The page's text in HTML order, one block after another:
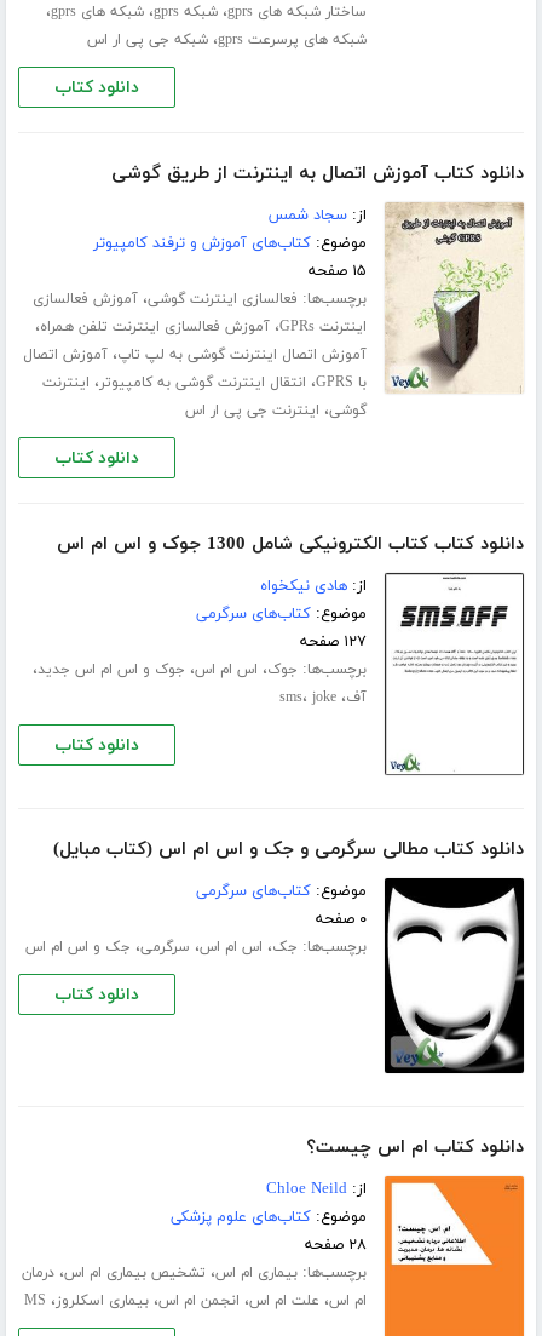
ساختار شبکه های gprs ،شبکه gprs ،شبکه های gprs ،
شبکه های پرسرعت gprs ،شبکه جی پی ار اس
دانلود کتاب
دانلود کتاب آموزش اتصال به اینترنت از طریق گوشی
از:سجاد شمس
موضوع:کتاب‌های آموزش و ترفند کامپیوتر
۱۵ صفحه
برچسب‌ها: فعالسازی اینترنت گوشی،آموزش فعالسازی
اینترنت GPRs
،آموزش فعالسازی اینترنت تلفن همراه،
آموزش اتصال اینترنت گوشی به لپ تاپ،آموزش اتصال
با GPRS
، انتقال اینترنت گوشی به کامپیوتر، اینترنت
گوشی، اینترنت جی پی ار اس
دانلود کتاب
دانلود کتاب کتاب الکترونیکی شامل 1300 جوک و اس ام اس
از:هادی نیکخواه
موضوع:کتاب‌های سرگرمی
۱۲۷ صفحه
برچسب‌ها: جوک، اس ام اس، جوک و اس ام اس جدید،
آف، sms، joke
دانلود کتاب
دانلود کتاب مطالی سرگرمی و جک و اس ام اس (کتاب مبایل)
موضوع:کتاب‌های سرگرمی
۰ صفحه
برچسب‌ها: جک، اس ام اس، سرگرمی، جک و اس ام اس
دانلود کتاب
دانلود کتاب ام اس چیست؟
از:Chloe Neild
موضوع:کتاب‌های علوم پزشکی
۲۸ صفحه
برچسب‌ها:بیماری ام اس، تشخیص بیماری ام اس،درمان
ام اس، علت ام اس، انجمن ام اس،بیماری اسکلروز، MS